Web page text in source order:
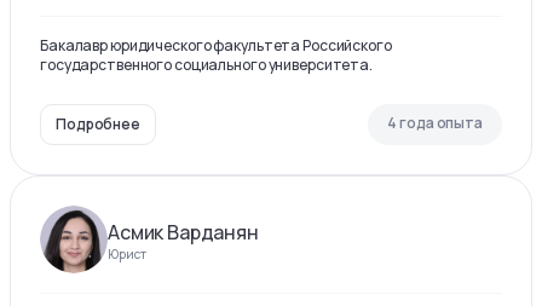
Бакалавр юридического факультета Российского
государственного социального университета.
Подробнее 4 года опыта
Асмик Варданян
Юрист